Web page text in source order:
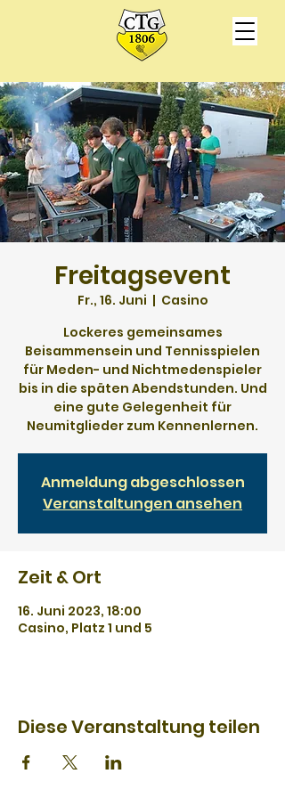
Freitagsevent
Fr., 16. Juni
  |
Casino
Lockeres gemeinsames
Beisammensein und Tennisspielen
für Meden- und Nichtmedenspieler
bis in die späten Abendstunden. Und
eine gute Gelegenheit für
Neumitglieder zum Kennenlernen.
Anmeldung abgeschlossen
Veranstaltungen ansehen
Zeit & Ort
16. Juni 2023, 18:00
Casino, Platz 1 und 5
Diese Veranstaltung teilen